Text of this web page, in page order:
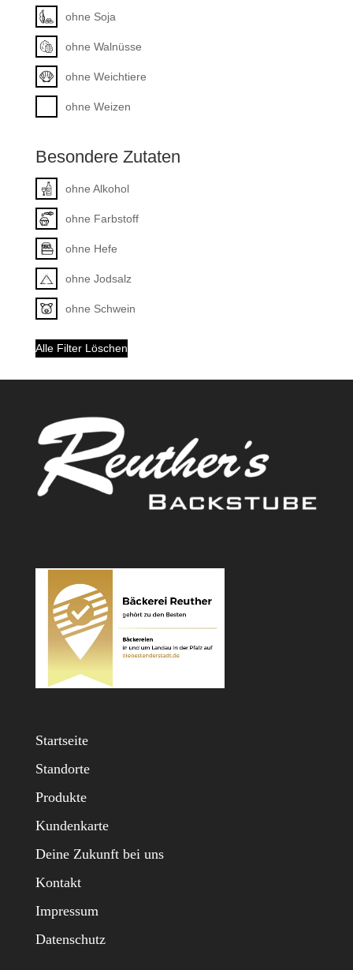
ohne Soja
ohne Walnüsse
ohne Weichtiere
ohne Weizen
Besondere Zutaten
ohne Alkohol
ohne Farbstoff
ohne Hefe
ohne Jodsalz
ohne Schwein
Alle Filter Löschen
Startseite
Standorte
Produkte
Kundenkarte
Deine Zukunft bei uns
Kontakt
Impressum
Datenschutz